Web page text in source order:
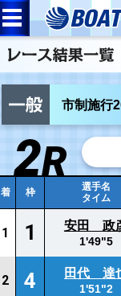
市制施行
着 枠
選手名
タイム
1 1 安田 政
1'49"5
2 4 田代 達
1'51"2